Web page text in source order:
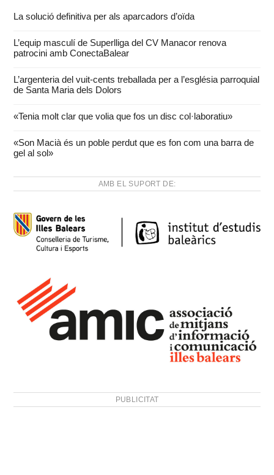
La solució definitiva per als aparcadors d’oïda
L’equip masculí de Superlliga del CV Manacor renova
patrocini amb ConectaBalear
L’argenteria del vuit-cents treballada per a l’església parroquial
de Santa Maria dels Dolors
«Tenia molt clar que volia que fos un disc col·laboratiu»
«Son Macià és un poble perdut que es fon com una barra de
gel al sol»
AMB EL SUPORT DE:
PUBLICITAT